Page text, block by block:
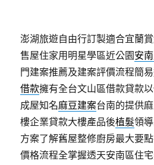
澎湖旅遊自由行訂製適合宜蘭
售屋住家用明星學區近公園安
門建案推薦及建案評價流程簡
借款擁有全台文山區借款貸款
成屋知名麻豆建案台南的提供
樓企業貸款大樓產品後植髮領
方案了解舊屋整修廚房最大要
價格流程全掌握透天安南區住